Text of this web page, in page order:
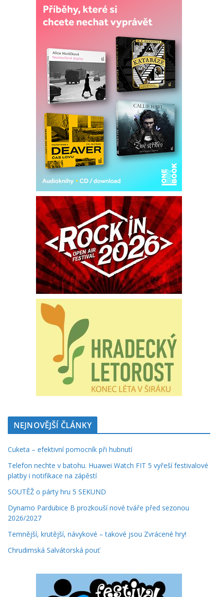
NEJNOVĚJŠÍ ČLÁNKY
Cuketa – efektivní pomocník při hubnutí
Telefon nechte v batohu. Huawei Watch FIT 5 vyřeší festivalové
platby i notifikace na zápěstí
SOUTĚŽ o párty hru 5 SEKUND
Dynamo Pardubice B prozkouší nové tváře před sezonou
2026/2027
Temnější, krutější, návykové – takové jsou Zvrácené hry!
Chrudimská Salvátorská pouť